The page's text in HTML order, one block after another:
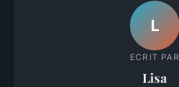
L
ECRIT PAR
Lisa